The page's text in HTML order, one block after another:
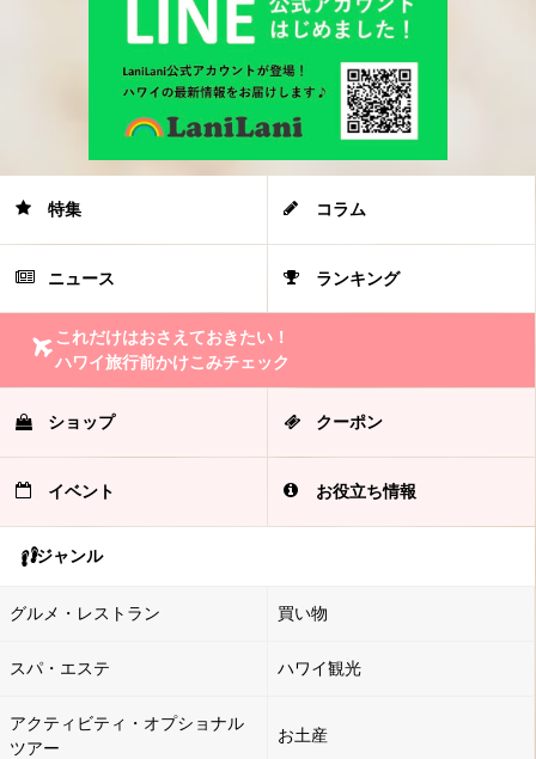
特集 コラム
ニュース ランキング
これだけはおさえておきたい！
ハワイ旅行前かけこみチェック
ショップ クーポン
イベント お役立ち情報
ジャンル
グルメ・レストラン 買い物
スパ・エステ ハワイ観光
アクティビティ・オプショナル
ツアー
お土産